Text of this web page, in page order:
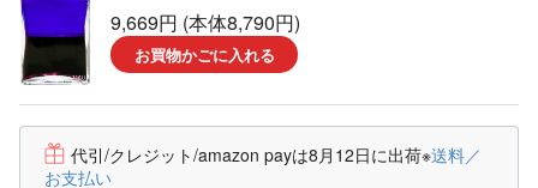
9,669円 (本体8,790円)
お買物かごに入れる
代引/クレジット/amazon payは8月12日に出荷※送料／
お支払い